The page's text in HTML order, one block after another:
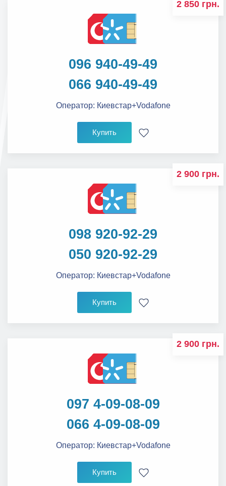
096 940-49-49
066 940-49-49
2 850 грн.
Оператор: Киевстар+Vodafone
Купить
098 920-92-29
050 920-92-29
2 900 грн.
Оператор: Киевстар+Vodafone
Купить
097 4-09-08-09
066 4-09-08-09
2 900 грн.
Оператор: Киевстар+Vodafone
Купить